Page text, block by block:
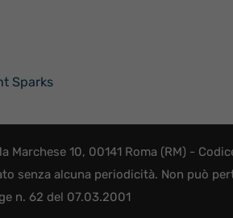
Sparks
10, 00141 Roma (RM) -
senza alcuna periodicità. Non può
n. 62 del 07.03.2001